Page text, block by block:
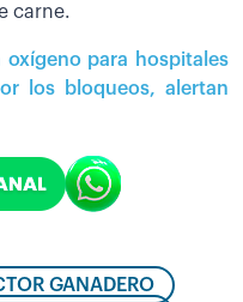
carne.
oxígeno para hospitales
los bloqueos, alertan
GANADERO